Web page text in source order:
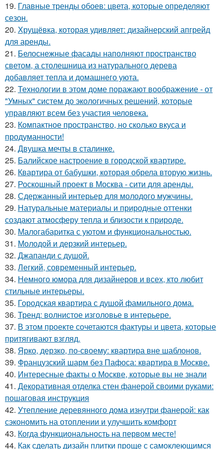
19. Главные тренды обоев: цвета, которые определяют
сезон.
20. Хрущёвка, которая удивляет: дизайнерский апгрейд
для аренды.
21. Белоснежные фасады наполняют пространство
светом, а столешница из натурального дерева
добавляет тепла и домашнего уюта.
22. Технологии в этом доме поражают воображение - от
"Умных" систем до экологичных решений, которые
управляют всем без участия человека.
23. Компактное пространство, но сколько вкуса и
продуманности!
24. Двушка мечты в сталинке.
25. Балийское настроение в городской квартире.
26. Квартира от бабушки, которая обрела вторую жизнь.
27. Роскошный проект в Москва - сити для аренды.
28. Сдержанный интерьер для молодого мужчины.
29. Натуральные материалы и природные оттенки
создают атмосферу тепла и близости к природе.
30. Малогабаритка с уютом и функциональностью.
31. Молодой и дерзкий интерьер.
32. Джапанди с душой.
33. Легкий, современный интерьер.
34. Немного юмора для дизайнеров и всех, кто любит
стильные интерьеры.
35. Городская квартира с душой фамильного дома.
36. Тренд: волнистое изголовье в интерьере.
37. В этом проекте сочетаются фактуры и цвета, которые
притягивают взгляд.
38. Ярко, дерзко, по-своему: квартира вне шаблонов.
39. Французский шарм без Пафоса: квартира в Москве.
40. Интересные факты о Москве, которые вы не знали
41. Декоративная отделка стен фанерой своими руками:
пошаговая инструкция
42. Утепление деревянного дома изнутри фанерой: как
сэкономить на отоплении и улучшить комфорт
43. Когда функциональность на первом месте!
44. Как сделать дизайн плитки проще с самоклеющимся